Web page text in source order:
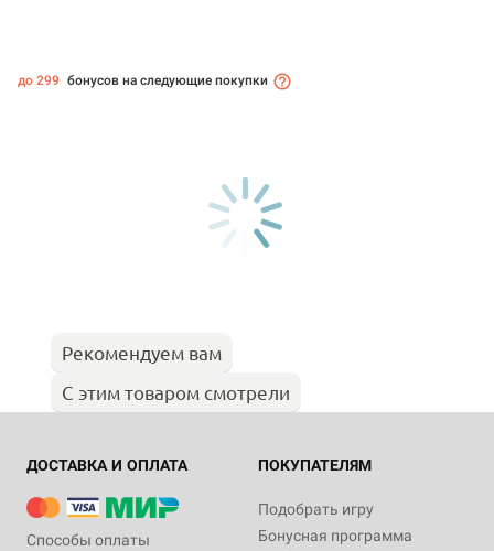
до 299 бонусов на следующие покупки
Рекомендуем вам
С этим товаром смотрели
ДОСТАВКА И ОПЛАТА
Способы оплаты
ПОКУПАТЕЛЯМ
Подобрать игру
Бонусная программа